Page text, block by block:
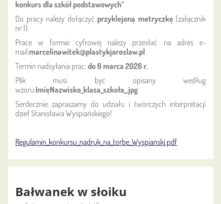
konkurs dla szkół podstawowych”
Do pracy należy dołączyć przyklejoną metryczkę(załącznik
nr 1).
Prace w formie cyfrowej należy przesłać na adres e-
mail:marcelinawitek@plastykjaroslaw.pl
Termin nadsyłania prac:do 6 marca 2026 r.
Plik musi być opisany według
wzoru:ImięNazwisko_klasa_szkoła_.jpg
Serdecznie zapraszamy do udziału i twórczych interpretacji
dzieł Stanisława Wyspiańskiego!
Regulamin_konkursu_nadruk_na_torbe_Wyspianski.pdf
Bałwanek w słoiku